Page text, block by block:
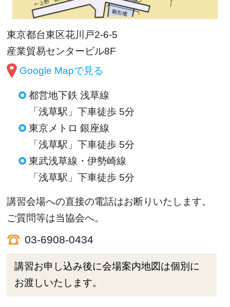
東京都台東区花川戸2-6-5
産業貿易センタービル8F
Google Mapで見る
都営地下鉄 浅草線
「浅草駅」下車徒歩 5分
東京メトロ 銀座線
「浅草駅」下車徒歩 5分
東武浅草線・伊勢崎線
「浅草駅」下車徒歩 5分
講習会場への直接の電話はお断りいたします。
ご質問等は当協会へ。
03-6908-0434
講習お申し込み後に会場案内地図は個別に
お渡しいたします。